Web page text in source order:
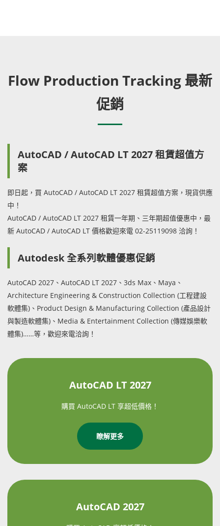
Flow Production Tracking 最新
促銷
AutoCAD / AutoCAD LT 2027 租賃超值方
案
即日起，買 AutoCAD / AutoCAD LT 2027 租賃超值方案，現貨供應
中！
AutoCAD / AutoCAD LT 2027 租賃一年期、三年期超值優惠中，最
新 AutoCAD / AutoCAD LT 價格歡迎來電 02-25119098 洽詢！
Autodesk 全系列軟體優惠促銷
AutoCAD 2027、AutoCAD LT 2027、3ds Max、Maya、
Architecture Engineering & Construction Collection (工程建設
軟體集)、Product Design & Manufacturing Collection (產品設計
與製造軟體集)、Media & Entertainment Collection (傳媒娛樂軟
體集)……等，歡迎來電洽詢！
AutoCAD LT 2027
購買 AutoCAD LT 享超低價格！
瞭解更多
AutoCAD 2027